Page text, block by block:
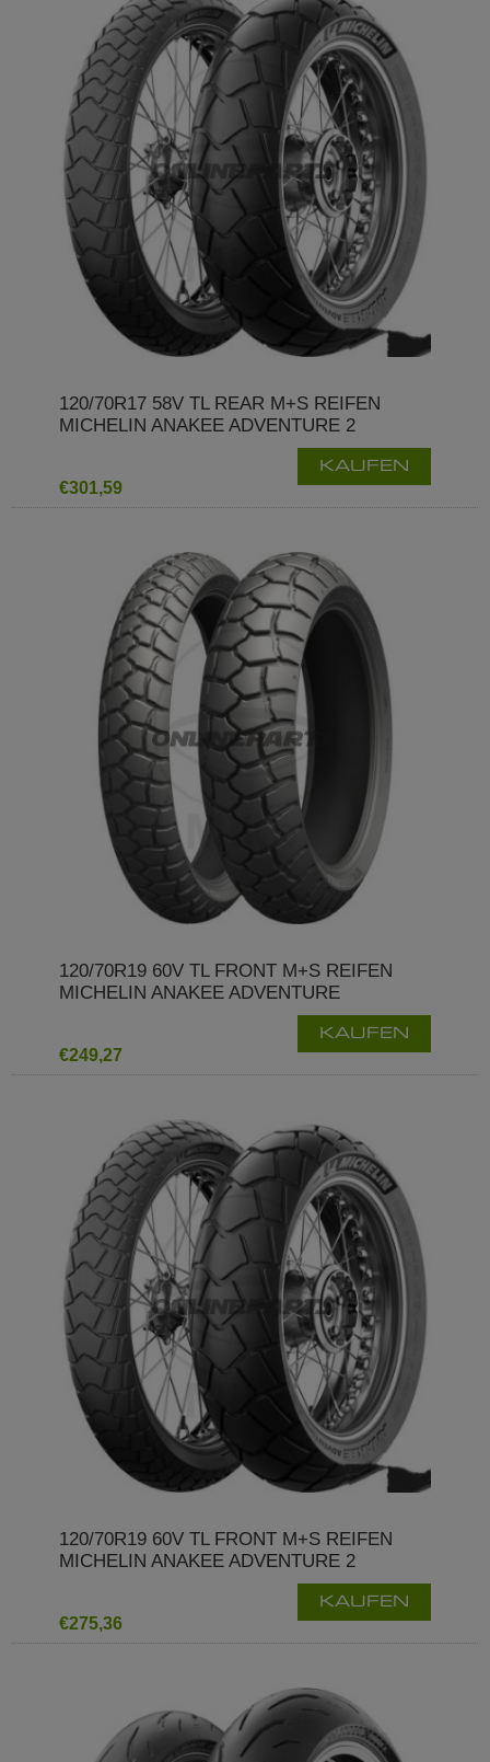
120/70R17 58V TL REAR M+S REIFEN
MICHELIN ANAKEE ADVENTURE 2
€301,59
KAUFEN
120/70R19 60V TL FRONT M+S REIFEN
MICHELIN ANAKEE ADVENTURE
€249,27
KAUFEN
120/70R19 60V TL FRONT M+S REIFEN
MICHELIN ANAKEE ADVENTURE 2
€275,36
KAUFEN